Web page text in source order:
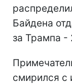
Байдена
за Трампа -
смирился с